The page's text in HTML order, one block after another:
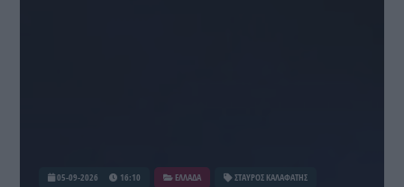
05-09-2026 16:10 ΕΛΛΑΔΑ ΣΤΑΥΡΟΣ ΚΑΛΑΦΑΤΗΣ